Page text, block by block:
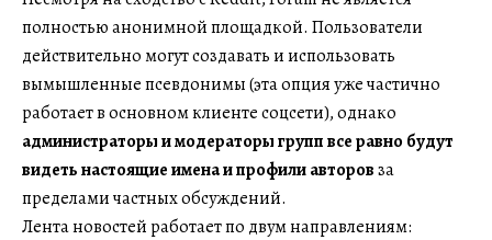
полностью анонимной площадкой. Пользователи
действительно могут создавать и использовать
вымышленные псевдонимы (эта опция уже частично
работает в основном клиенте соцсети), однако
администраторы и модераторы групп все равно будут
видеть настоящие имена и профили авторовза
пределами частных обсуждений.
Лента новостей работает по двум направлениям: